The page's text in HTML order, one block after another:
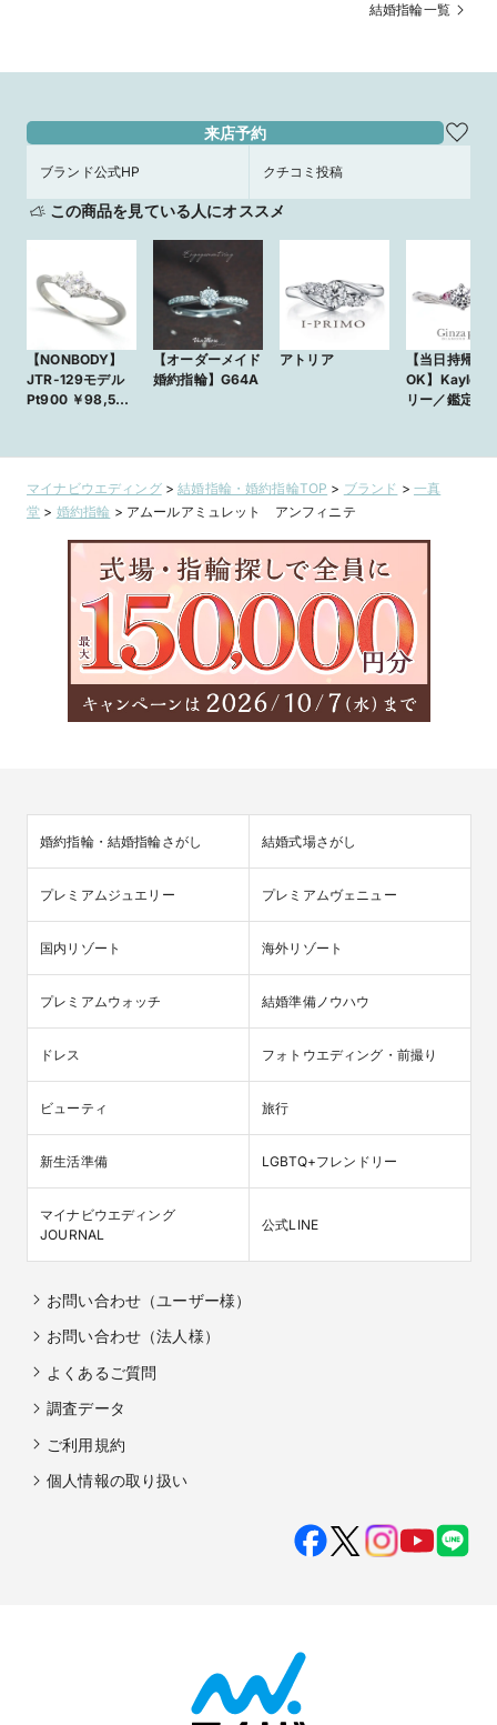
結婚指輪一覧
来店予約
ブランド公式HP クチコミ投稿
この商品を見ている人にオススメ
【NONBODY】
JTR-129モデル
Pt900 ￥98,500
【オーダーメイド
婚約指輪】G64A
アトリア
【当日持帰り
OK】Kaylee ケイ
リー／鑑定書
マイナビウエディング>結婚指輪・婚約指輪TOP > ブランド > 一真
堂 > 婚約指輪 > アムールアミュレット アンフィニテ
婚約指輪・結婚指輪さがし 結婚式場さがし
プレミアムジュエリー プレミアムヴェニュー
国内リゾート 海外リゾート
プレミアムウォッチ 結婚準備ノウハウ
ドレス フォトウエディング・前撮り
ビューティ 旅行
新生活準備 LGBTQ+フレンドリー
マイナビウエディング
JOURNAL
公式LINE
お問い合わせ（ユーザー様）
お問い合わせ（法人様）
よくあるご質問
調査データ
ご利用規約
個人情報の取り扱い